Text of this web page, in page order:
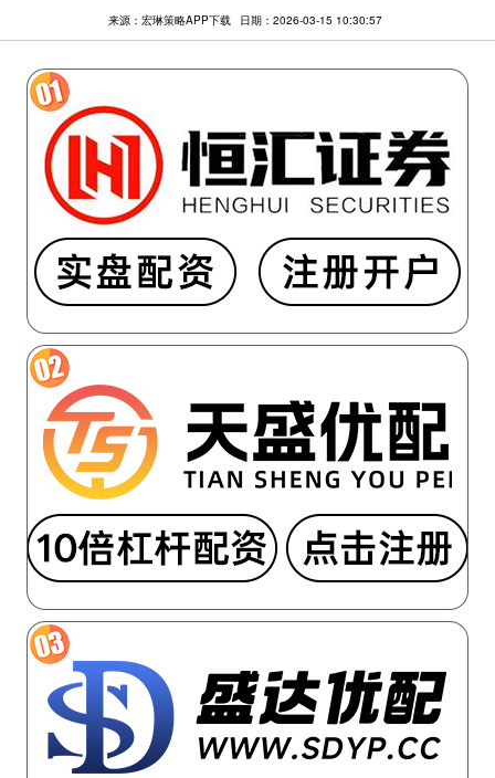
来源：宏琳策略APP下载 日期：2026-03-15 10:30:57